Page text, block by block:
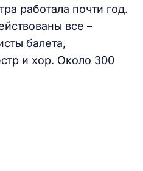
работала почти год.
все –
балета,
и хор. Около 300